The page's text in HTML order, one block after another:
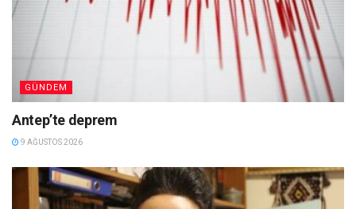
GÜNDEM
Antep’te deprem
9 AĞUSTOS 2026